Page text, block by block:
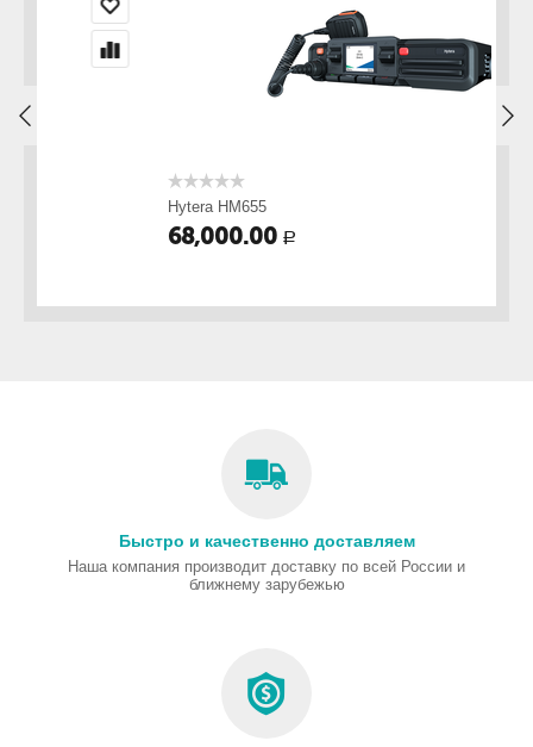
68,000.00 Р
Быстро и качественно доставляем
Наша компания производит доставку по всей России и
ближнему зарубежью